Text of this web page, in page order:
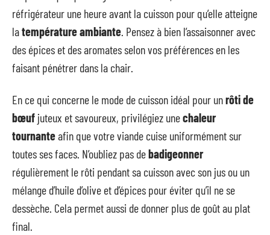
réfrigérateur une heure avant la cuisson pour qu’elle atteigne
latempérature ambiante. Pensez à bien l’assaisonner avec
des épices et des aromates selon vos préférences en les
faisant pénétrer dans la chair.
En ce qui concerne le mode de cuisson idéal pour unrôti de
bœuf juteux et savoureux, privilégiez unechaleur
tournanteafin que votre viande cuise uniformément sur
toutes ses faces. N’oubliez pas debadigeonner
régulièrement le rôti pendant sa cuisson avec son jus ou un
mélange d’huile d’olive et d’épices pour éviter qu’il ne se
dessèche. Cela permet aussi de donner plus de goût au plat
final.